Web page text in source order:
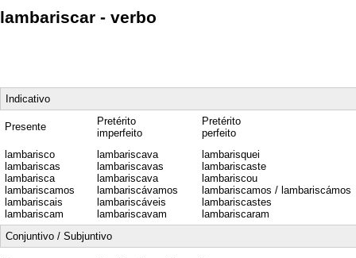
lambariscar - verbo
Indicativo
Presente
Pretérito
imperfeito
Pretérito
perfeito
lambarisco
lambariscas
lambarisca
lambariscamos
lambariscais
lambariscam
lambariscava
lambariscavas
lambariscava
lambariscávamos
lambariscáveis
lambariscavam
lambarisquei
lambariscaste
lambariscou
lambariscamos / lambariscámos
lambariscastes
lambariscaram
Conjuntivo / Subjuntivo